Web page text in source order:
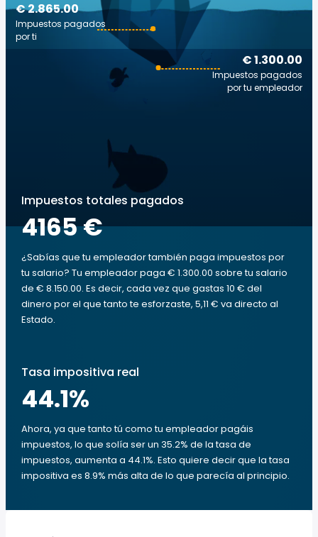
€ 1.300.00
Impuestos pagados
por tu empleador
€ 2.865.00
Impuestos pagados
por ti
Impuestos totales pagados
4165 €
¿Sabías que tu empleador también paga impuestos por
tu salario? Tu empleador paga € 1.300.00 sobre tu salario
de € 8.150.00. Es decir, cada vez que gastas 10 € del
dinero por el que tanto te esforzaste, 5,11 € va directo al
Estado.
Tasa impositiva real
44.1%
Ahora, ya que tanto tú como tu empleador pagáis
impuestos, lo que solía ser un 35.2% de la tasa de
impuestos, aumenta a 44.1%. Esto quiere decir que la tasa
impositiva es 8.9% más alta de lo que parecía al principio.